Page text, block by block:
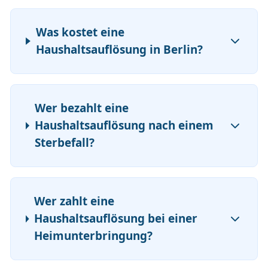
Was kostet eine
Haushaltsauflösung in Berlin?
Wer bezahlt eine
Haushaltsauflösung nach einem
Sterbefall?
Wer zahlt eine
Haushaltsauflösung bei einer
Heimunterbringung?